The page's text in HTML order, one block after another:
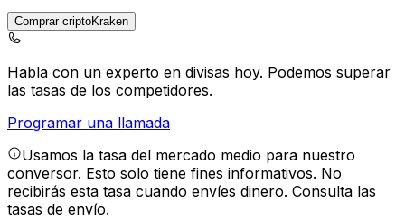
Comprar criptoKraken
Habla con un experto en divisas hoy. Podemos superar
las tasas de los competidores.
Programar una llamada
Usamos la tasa del mercado medio para nuestro
conversor. Esto solo tiene fines informativos. No
recibirás esta tasa cuando envíes dinero. Consulta las
tasas de envío.